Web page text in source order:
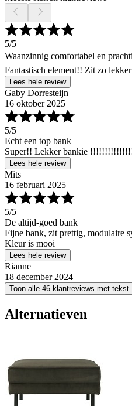
5/5
Waanzinnig comfortabel en
Fantastisch element!! Zit zo
Lees hele review
Gaby Dorresteijn
16 oktober 2025
5/5
Echt een top bank
Super!! Lekker bankie
Lees hele review
Mits
16 februari 2025
5/5
De altijd-goed bank
Fijne bank, zit prettig, modulaire
Kleur is mooi
Lees hele review
Rianne
18 december 2024
Toon alle 46 klantreviews met tekst
Alternatieven